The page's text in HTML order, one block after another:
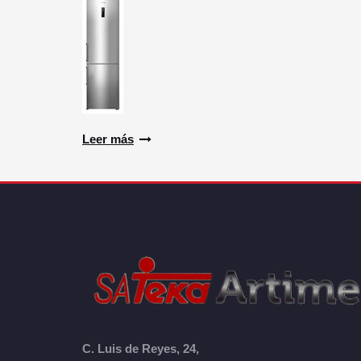
Leer más
C. Luis de Reyes, 24,